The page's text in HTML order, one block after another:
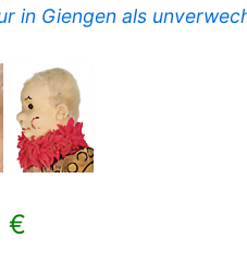
in Giengen als
€